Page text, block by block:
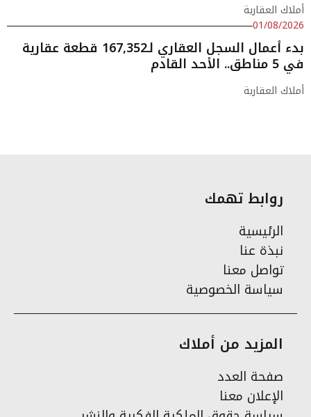
أملاك العقارية
01/08/2026
بدء أعمال السجل العقاري لـ167,352 قطعة عقارية
في 5 مناطق.. الأحد القادم
أملاك العقارية
روابط تهمك
الرئيسية
نبذة عنا
تواصل معنا
سياسة الخصوصية
المزيد من أملاك
صفحة العدد
الإعلان معنا